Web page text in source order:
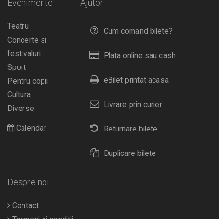
Ajutor
Cum comand bilete?
Plata online sau cash
eBilet printat acasa
Livrare prin curier
Returnare bilete
Duplicare bilete
Evenimente
Teatru
Concerte si
festivaluri
Sport
Pentru copii
Cultura
Diverse
Calendar
Despre noi
Contact